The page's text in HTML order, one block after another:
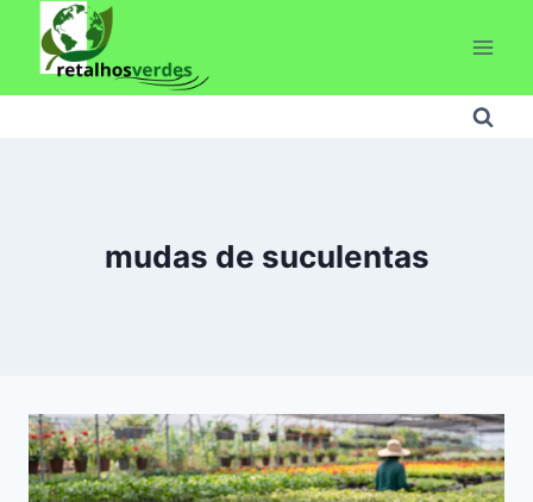
para
mudas de suculentas